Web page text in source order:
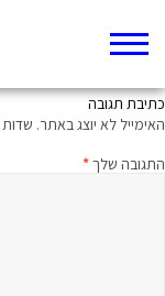
כתיבת תגובה
האימייל לא יוצג באתר.
התגובה שלך*